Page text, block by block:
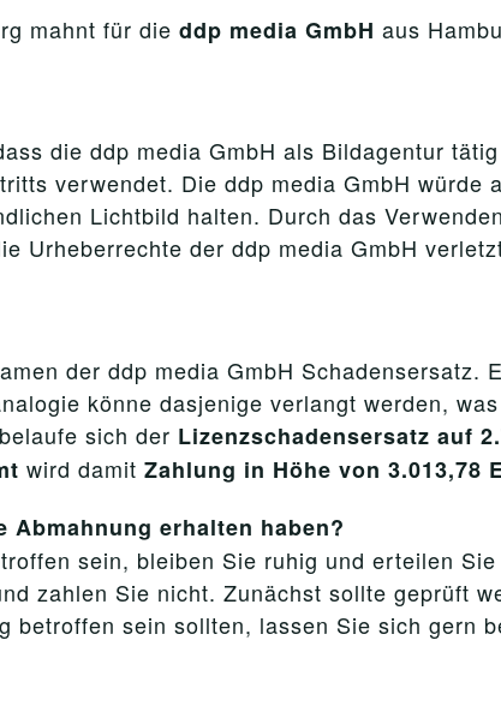
mahnt für die ddp media GmbH aus
die ddp media GmbH als Bildagentur
verwendet. Die ddp media GmbH
Lichtbild halten. Durch das
Urheberrechte der ddp media GmbH
der ddp media GmbH Schadensersatz.
könne dasjenige verlangt werden,
sich der Lizenzschadensersatz auf
wird damit Zahlung in Höhe von 3.013,78
Abmahnung erhalten haben?
sein, bleiben Sie ruhig und erteilen
zahlen Sie nicht. Zunächst sollte geprüft
betroffen sein sollten, lassen Sie sich gern